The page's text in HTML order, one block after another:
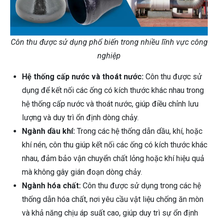
Côn thu được sử dụng phổ biến trong nhiều lĩnh vực công
nghiệp
Hệ thống cấp nước và thoát nước: Côn thu được sử
dụng để kết nối các ống có kích thước khác nhau trong
hệ thống cấp nước và thoát nước, giúp điều chỉnh lưu
lượng và duy trì ổn định dòng chảy.
Ngành dầu khí: Trong các hệ thống dẫn dầu, khí, hoặc
khí nén, côn thu giúp kết nối các ống có kích thước khác
nhau, đảm bảo vận chuyển chất lỏng hoặc khí hiệu quả
mà không gây gián đoạn dòng chảy.
Ngành hóa chất: Côn thu được sử dụng trong các hệ
thống dẫn hóa chất, nơi yêu cầu vật liệu chống ăn mòn
và khả năng chịu áp suất cao, giúp duy trì sự ổn định